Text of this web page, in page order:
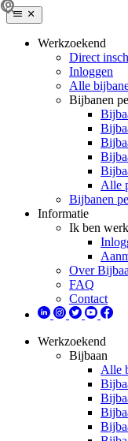
Werkzoekend
Direct
Inloggen
Alle
Bijbanen
Alle
Bijbanen
Informatie
Ik ben
Over
FAQ
Contact
Werkzoekend
Bijbaan
Alle